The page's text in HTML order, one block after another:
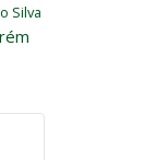
Silva